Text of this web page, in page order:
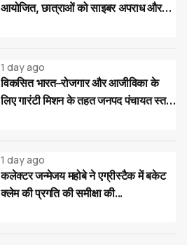
आयोजित, छात्राओं को साइबर अपराध और
1 day ago
विकसित भारत–रोजगार और आजीविका के
लिए गारंटी मिशन के तहत जनपद पंचायत स्तर
1 day ago
कलेक्टर जन्मेजय महोबे ने एग्रीस्टैक में बकेट
क्लेम की प्रगति की समीक्षा की...